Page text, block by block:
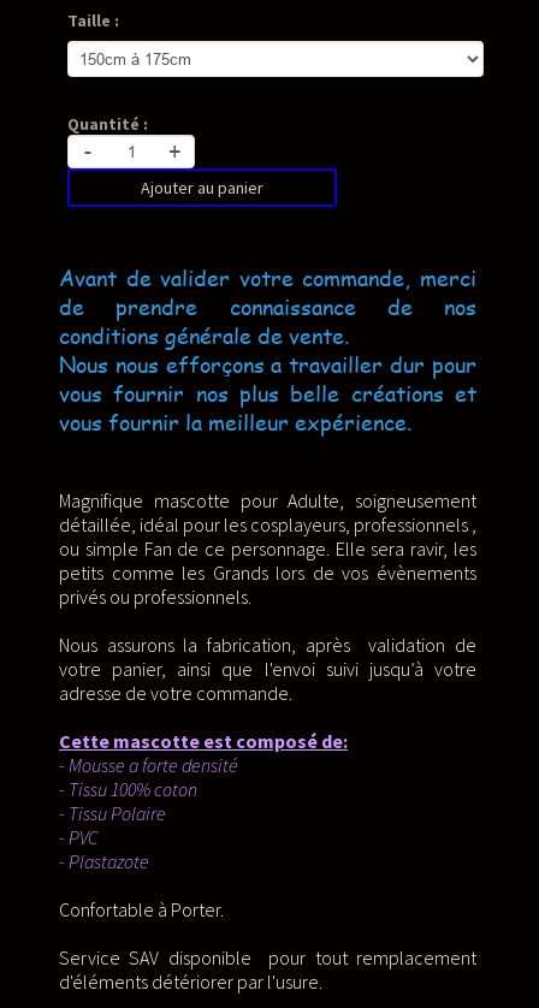
Taille :
Quantité :
- +
Ajouter au panier
Avant de valider votre commande, merci
de prendre connaissance de nos
conditions générale de vente.
Nous nous efforçons a travailler dur pour
vous fournir nos plus belle créations et
vous fournir la meilleur expérience.
Magnifique mascotte pour Adulte, soigneusement
détaillée, idéal pour les cosplayeurs, professionnels ,
ou simple Fan de ce personnage. Elle sera ravir, les
petits comme les Grands lors de vos évènements
privés ou professionnels.
Nous assurons la fabrication, après validation de
votre panier, ainsi que l'envoi suivi jusqu’à votre
adresse de votre commande.
Cette mascotte est composé de:
- Mousse a forte densité
- Tissu 100% coton
- Tissu Polaire
- PVC
- Plastazote
Confortable à Porter.
Service SAV disponible pour tout remplacement
d'éléments détériorer par l'usure.